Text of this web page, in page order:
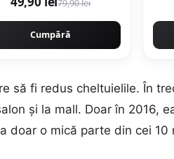
rectificata tip piatra naturala
79,90 lei
Cumpără
să fi redus cheltuielile. În
și la mall. Doar în 2016,
doar o mică parte din cei 10